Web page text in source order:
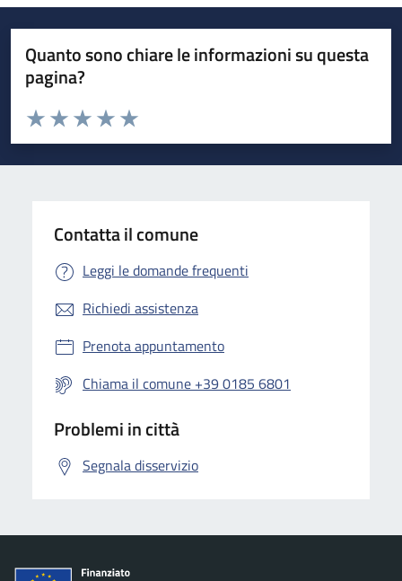
Quanto sono chiare le informazioni su questa
pagina?
Valuta da 1 a 5 stelle la pagina
Valuta 5 stelle su 5
Valuta 4 stelle su 5
Valuta 3 stelle su 5
Valuta 2 stelle su 5
Valuta 1 stelle su 5
Contatta il comune
Leggi le domande frequenti
Richiedi assistenza
Prenota appuntamento
Chiama il comune +39 0185 6801
Problemi in città
Segnala disservizio